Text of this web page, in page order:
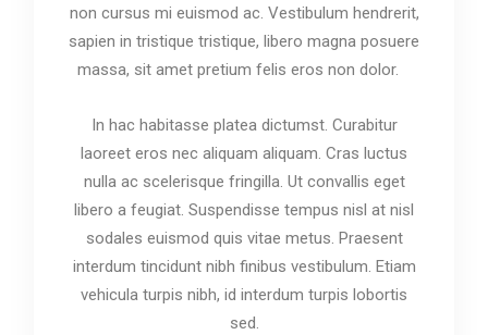
non cursus mi euismod ac. Vestibulum hendrerit,
sapien in tristique tristique, libero magna posuere
massa, sit amet pretium felis eros non dolor.
In hac habitasse platea dictumst. Curabitur
laoreet eros nec aliquam aliquam. Cras luctus
nulla ac scelerisque fringilla. Ut convallis eget
libero a feugiat. Suspendisse tempus nisl at nisl
sodales euismod quis vitae metus. Praesent
interdum tincidunt nibh finibus vestibulum. Etiam
vehicula turpis nibh, id interdum turpis lobortis
sed.